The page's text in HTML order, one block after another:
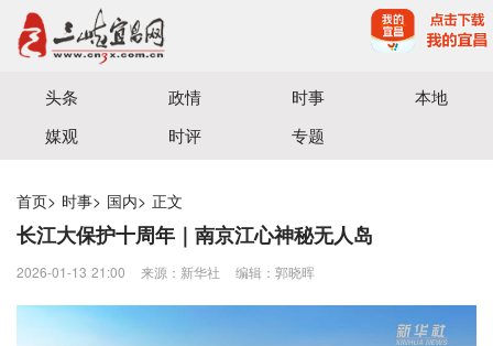
宜昌三峡融媒体中心主办
头条 政情 时事
本地
媒观
时评 专题
首页> 时事> 国内> 正文
长江大保护十周年｜南京江心神秘无人岛
2026-01-13 21:00 来源：新华社 编辑：郭晓晖